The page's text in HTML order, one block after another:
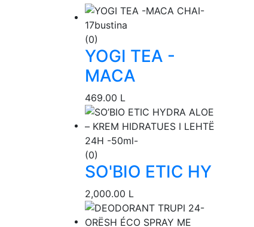
(0)
YOGI TEA -
MACA
469.00 L
(0)
SO'BIO ETIC HY
2,000.00 L